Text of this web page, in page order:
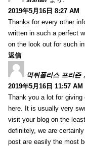
2019年5月16日 8:27 AM
Thanks for every other
written in such a perfect
on the look out for such
返信
먹튀폴리스 프리즌
2019年5月16日 11:57 AM
Thank you a lot for
here. It is usually very
visit your blog on the
definitely, we are
post are easily the most